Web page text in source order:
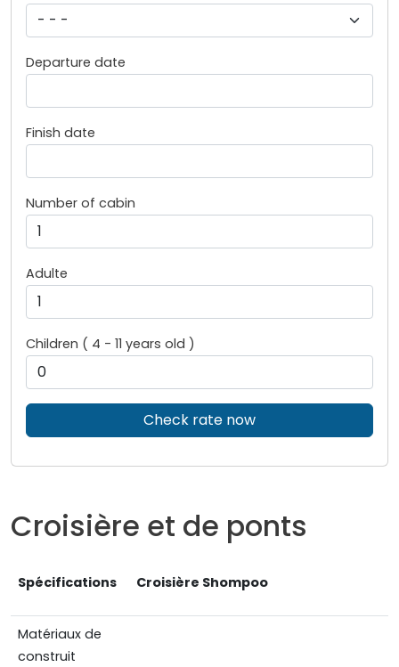
Departure date
Finish date
Number of cabin
Adulte
Children ( 4 - 11 years old )
Check rate now
Croisière et de ponts
Spécifications Croisière Shompoo
Matériaux de
construit